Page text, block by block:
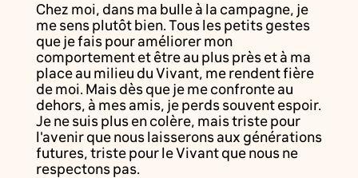
Chez moi, dans ma bulle à la campagne, je
me sens plutôt bien. Tous les petits gestes
que je fais pour améliorer mon
comportement et être au plus près et à ma
place au milieu du Vivant, me rendent fière
de moi. Mais dès que je me confronte au
dehors, à mes amis, je perds souvent espoir.
Je ne suis plus en colère, mais triste pour
l'avenir que nous laisserons aux générations
futures, triste pour le Vivant que nous ne
respectons pas.